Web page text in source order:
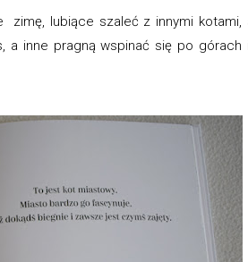
zimę, lubiące szaleć z innymi kotami,
a inne pragną wspinać się po górach